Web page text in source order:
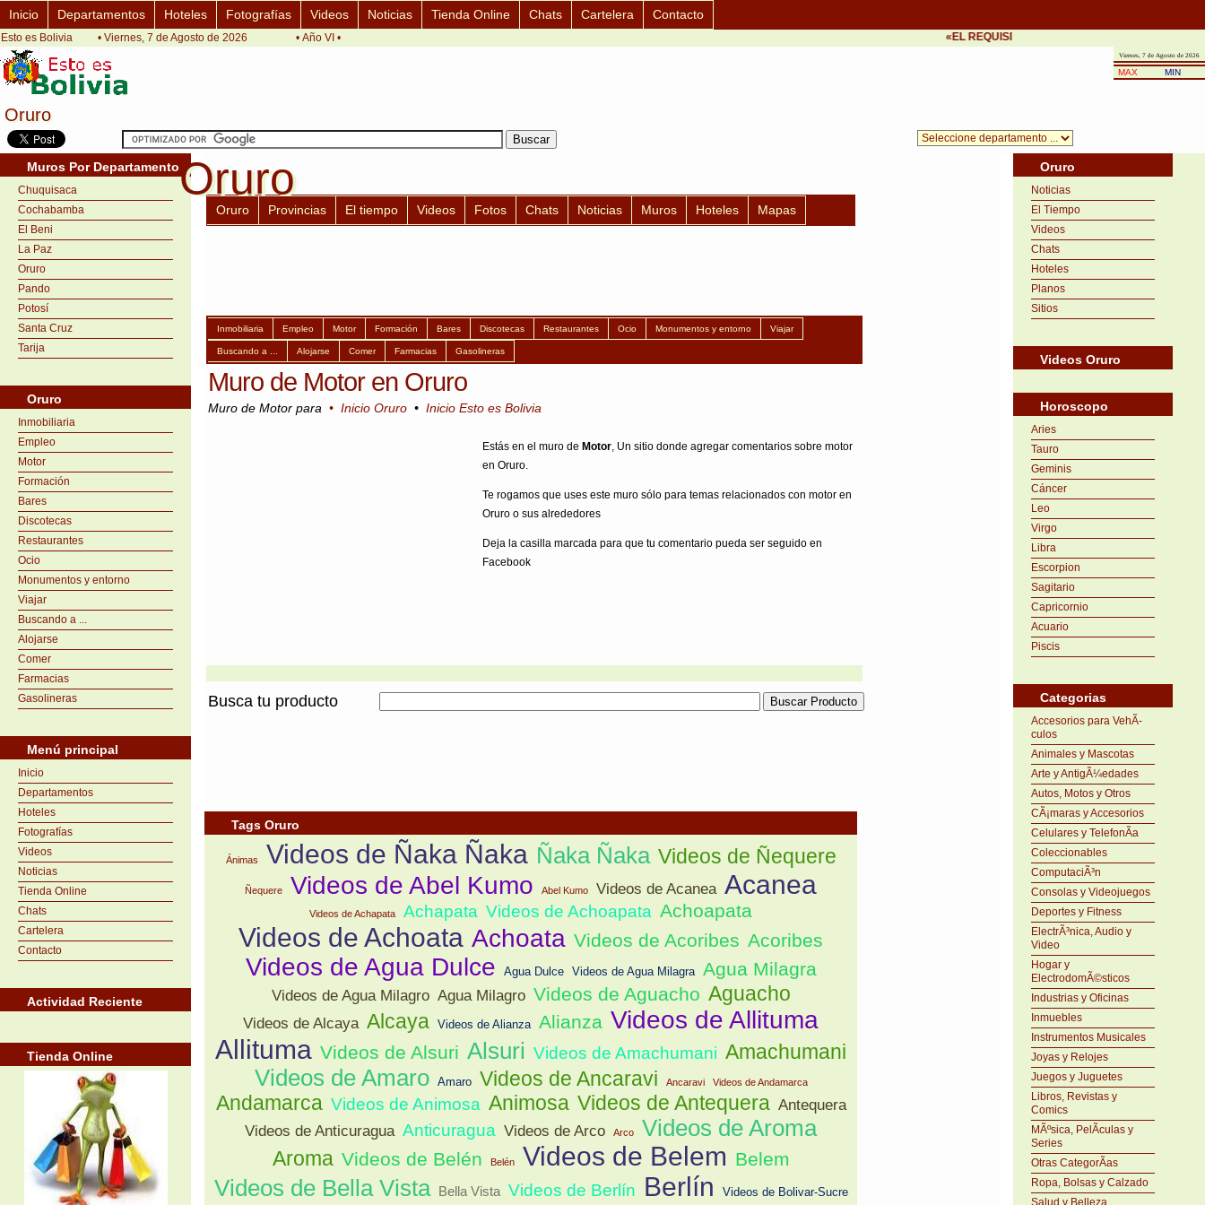
Oruro
Oruro
Inicio Departamentos Hoteles Fotografías Videos Noticias Tienda Online Chats Cartelera Contacto
Esto es Bolivia • Viernes, 7 de Agosto de 2026 • Año VI • «EL REQUISITO DEL ÉXITO ES LA PRONTITUD EN
Viernes, 7 de Agosto de 2026
MAX MIN
Muros Por Departamento
Chuquisaca
Cochabamba
El Beni
La Paz
Oruro
Pando
Potosí
Santa Cruz
Tarija
Oruro
Inmobiliaria
Empleo
Motor
Formación
Bares
Discotecas
Restaurantes
Ocio
Monumentos y entorno
Viajar
Buscando a ...
Alojarse
Comer
Farmacias
Gasolineras
Menú principal
Inicio
Departamentos
Hoteles
Fotografías
Videos
Noticias
Tienda Online
Chats
Cartelera
Contacto
Actividad Reciente
Tienda Online
Oruro
Oruro
Oruro Provincias El tiempo Videos Fotos Chats Noticias Muros Hoteles Mapas
Inmobiliaria Empleo Motor Formación Bares Discotecas Restaurantes Ocio Monumentos y entorno Viajar
Buscando a ... Alojarse Comer Farmacias Gasolineras
Muro de Motor en Oruro
Muro de Motor para • Inicio Oruro • Inicio Esto es Bolivia
Estás en el muro de Motor, Un sitio donde agregar comentarios sobre motor
en Oruro.
Te rogamos que uses este muro sólo para temas relacionados con motor en
Oruro o sus alrededores
Deja la casilla marcada para que tu comentario pueda ser seguido en
Facebook
Busca tu producto
Tags Oruro
Ánimas Videos de Ñaka Ñaka Ñaka Ñaka Videos de Ñequere
Ñequere Videos de Abel Kumo Abel Kumo Videos de Acanea Acanea
Videos de Achapata Achapata Videos de Achoapata Achoapata
Videos de Achoata Achoata Videos de Acoribes Acoribes
Videos de Agua Dulce Agua Dulce Videos de Agua Milagra Agua Milagra
Videos de Agua Milagro Agua Milagro Videos de Aguacho Aguacho
Videos de Alcaya Alcaya Videos de Alianza Alianza Videos de Allituma
Allituma Videos de Alsuri Alsuri Videos de Amachumani Amachumani
Videos de Amaro Amaro Videos de Ancaravi Ancaravi Videos de Andamarca
Andamarca Videos de Animosa Animosa Videos de Antequera Antequera
Videos de Anticuragua Anticuragua Videos de Arco Arco Videos de Aroma
Aroma Videos de Belén Belén Videos de Belem Belem
Videos de Bella Vista Bella Vista Videos de Berlín Berlín Videos de Bolivar-Sucre
Oruro
Noticias
El Tiempo
Videos
Chats
Hoteles
Planos
Sitios
Videos Oruro
Horoscopo
Aries
Tauro
Geminis
Cáncer
Leo
Virgo
Libra
Escorpion
Sagitario
Capricornio
Acuario
Piscis
Categorias
Accesorios para VehÃ­
culos
Animales y Mascotas
Arte y AntigÃ¼edades
Autos, Motos y Otros
CÃ¡maras y Accesorios
Celulares y TelefonÃ­a
Coleccionables
ComputaciÃ³n
Consolas y Videojuegos
Deportes y Fitness
ElectrÃ³nica, Audio y
Video
Hogar y
ElectrodomÃ©sticos
Industrias y Oficinas
Inmuebles
Instrumentos Musicales
Joyas y Relojes
Juegos y Juguetes
Libros, Revistas y
Comics
MÃºsica, PelÃ­culas y
Series
Otras CategorÃ­as
Ropa, Bolsas y Calzado
Salud y Belleza